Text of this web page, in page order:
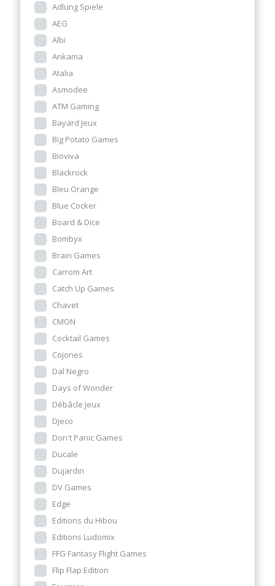
Adlung Spiele
AEG
Albi
Ankama
Atalia
Asmodee
ATM Gaming
Bayard Jeux
Big Potato Games
Bioviva
Blackrock
Bleu Orange
Blue Cocker
Board & Dice
Bombyx
Brain Games
Carrom Art
Catch Up Games
Chavet
CMON
Cocktail Games
Cojones
Dal Negro
Days of Wonder
Débâcle Jeux
Djeco
Don't Panic Games
Ducale
Dujardin
DV Games
Edge
Editions du Hibou
Editions Ludomix
FFG Fantasy Flight Games
Flip Flap Edition